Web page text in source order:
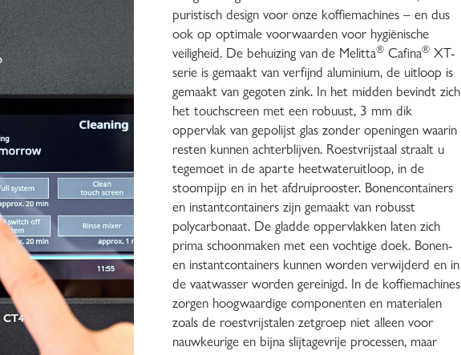
puristisch design voor onze koffiemachines – en dus
ook op optimale voorwaarden voor hygiënische
veiligheid. De behuizing van de Melitta® Cafina® XT-
serie is gemaakt van verfijnd aluminium, de uitloop is
gemaakt van gegoten zink. In het midden bevindt zich
het touchscreen met een robuust, 3 mm dik
oppervlak van gepolijst glas zonder openingen waarin
resten kunnen achterblijven. Roestvrijstaal straalt u
tegemoet in de aparte heetwateruitloop, in de
stoompijp en in het afdruiprooster. Bonencontainers
en instantcontainers zijn gemaakt van robusst
polycarbonaat. De gladde oppervlakken laten zich
prima schoonmaken met een vochtige doek. Bonen-
en instantcontainers kunnen worden verwijderd en in
de vaatwasser worden gereinigd. In de koffiemachines
zorgen hoogwaardige componenten en materialen
zoals de roestvrijstalen zetgroep niet alleen voor
nauwkeurige en bijna slijtagevrije processen, maar